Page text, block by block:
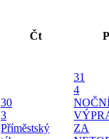
Čt
30
3
Příměstský
31
4
ZA